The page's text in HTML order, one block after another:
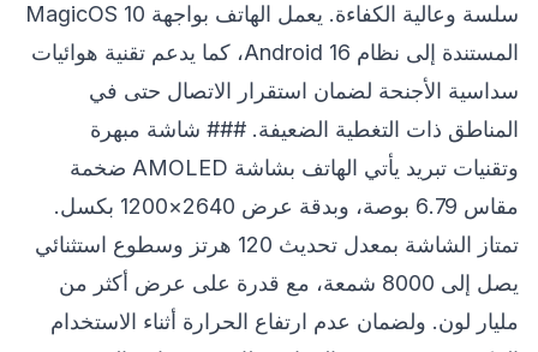
سلسة وعالية الكفاءة. يعمل الهاتف بواجهة MagicOS 10
المستندة إلى نظام Android 16، كما يدعم تقنية هوائيات
سداسية الأجنحة لضمان استقرار الاتصال حتى في
المناطق ذات التغطية الضعيفة. ### شاشة مبهرة
وتقنيات تبريد يأتي الهاتف بشاشة AMOLED ضخمة
مقاس 6.79 بوصة، وبدقة عرض 2640×1200 بكسل.
تمتاز الشاشة بمعدل تحديث 120 هرتز وسطوع استثنائي
يصل إلى 8000 شمعة، مع قدرة على عرض أكثر من
مليار لون. ولضمان عدم ارتفاع الحرارة أثناء الاستخدام